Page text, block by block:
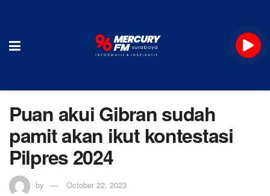
Puan akui Gibran sudah
pamit akan ikut kontestasi
Pilpres 2024
by October 22, 2023